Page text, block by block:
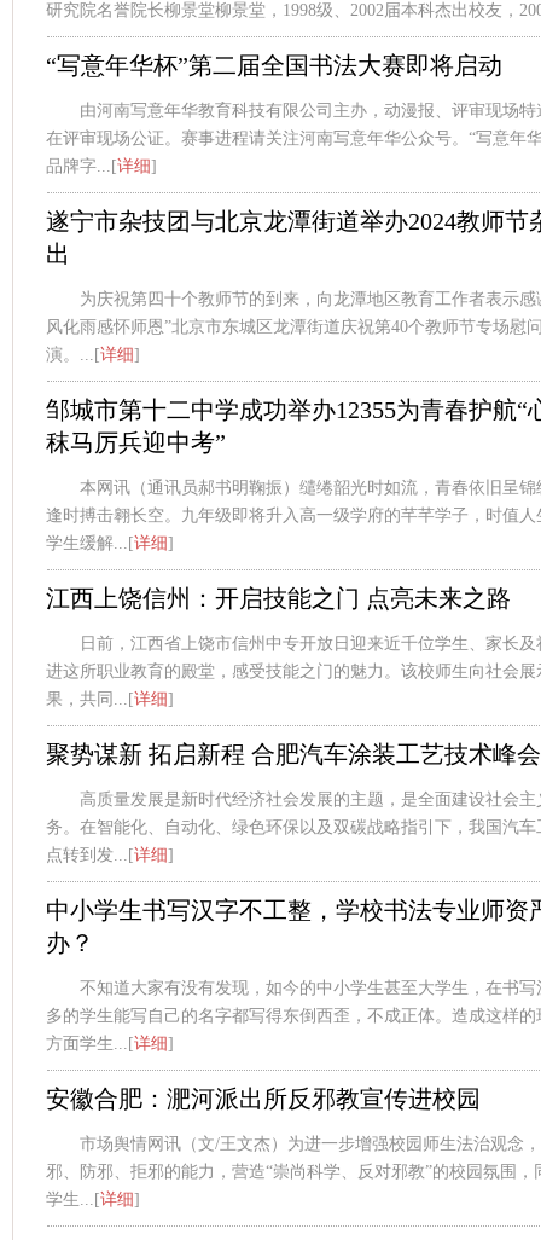
研究院名誉院长柳景堂柳景堂，1998级、2002届本科杰出校友，
“写意年华杯”第二届全国书法大赛即将启动
由河南写意年华教育科技有限公司主办，动漫报、评审现场
在评审现场公证。赛事进程请关注河南写意年华公众号。“写意年
品牌字...[详细]
遂宁市杂技团与北京龙潭街道举办2024教师节
出
为庆祝第四十个教师节的到来，向龙潭地区教育工作者表示感
风化雨感怀师恩”北京市东城区龙潭街道庆祝第40个教师节专场慰
演。...[详细]
邹城市第十二中学成功举办12355为青春护航“
秣马厉兵迎中考”
本网讯（通讯员郝书明鞠振）缱绻韶光时如流，青春依旧呈
逢时搏击翱长空。九年级即将升入高一级学府的芊芊学子，时值
学生缓解...[详细]
江西上饶信州：开启技能之门 点亮未来之路
日前，江西省上饶市信州中专开放日迎来近千位学生、家长
进这所职业教育的殿堂，感受技能之门的魅力。该校师生向社会
果，共同...[详细]
聚势谋新 拓启新程 合肥汽车涂装工艺技术峰
高质量发展是新时代经济社会发展的主题，是全面建设社会
务。在智能化、自动化、绿色环保以及双碳战略指引下，我国汽
点转到发...[详细]
中小学生书写汉字不工整，学校书法专业师资
办？
不知道大家有没有发现，如今的中小学生甚至大学生，在书
多的学生能写自己的名字都写得东倒西歪，不成正体。造成这样
方面学生...[详细]
安徽合肥：淝河派出所反邪教宣传进校园
市场舆情网讯（文/王文杰）为进一步增强校园师生法治观念
邪、防邪、拒邪的能力，营造“崇尚科学、反对邪教”的校园氛围
学生...[详细]